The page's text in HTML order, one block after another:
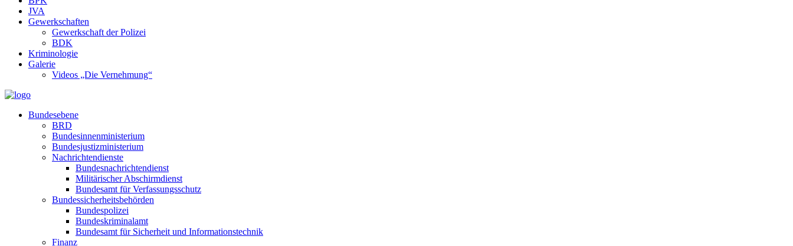
JVA
Gewerkschaften
Gewerkschaft der Polizei
BDK
Kriminologie
Galerie
Videos „Die Vernehmung“
Bundesebene
BRD
Bundesinnenministerium
Bundesjustizministerium
Nachrichtendienste
Bundesnachrichtendienst
Militärischer Abschirmdienst
Bundesamt für Verfassungsschutz
Bundessicherheitsbehörden
Bundespolizei
Bundeskriminalamt
Bundesamt für Sicherheit und Informationstechnik
Finanz